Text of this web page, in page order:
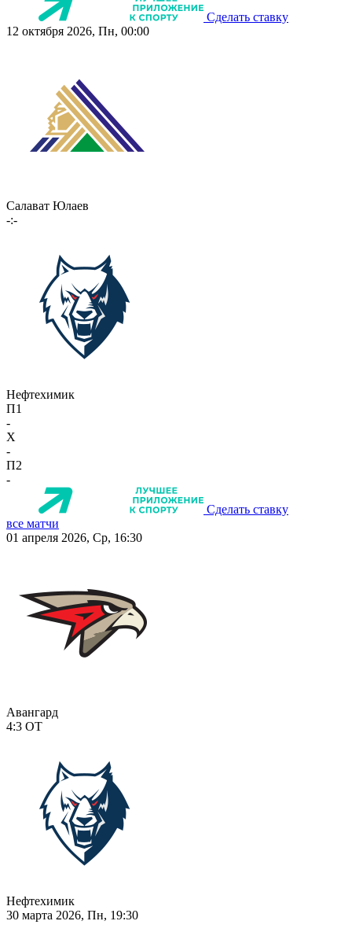
Сделать ставку
12 октября 2026, Пн, 00:00
Салават Юлаев
-:-
Нефтехимик
П1
-
X
-
П2
-
Сделать ставку
все матчи
01 апреля 2026, Ср, 16:30
Авангард
4:3 ОТ
Нефтехимик
30 марта 2026, Пн, 19:30